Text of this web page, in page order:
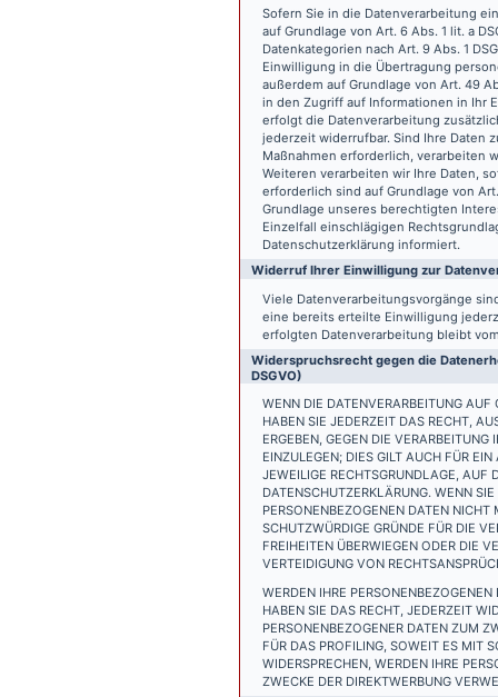
Sofern Sie in die Datenverarbeitung
auf Grundlage von Art. 6 Abs. 1 lit. a
Datenkategorien nach Art. 9 Abs. 1
Einwilligung in die Übertragung
außerdem auf Grundlage von Art. 49
in den Zugriff auf Informationen in Ihr
erfolgt die Datenverarbeitung
jederzeit widerrufbar. Sind Ihre Daten
Maßnahmen erforderlich, verarbeiten
Weiteren verarbeiten wir Ihre Daten,
erforderlich sind auf Grundlage von
Grundlage unseres berechtigten
Einzelfall einschlägigen
Datenschutzerklärung informiert.
Widerruf Ihrer Einwilligung zur
Viele Datenverarbeitungsvorgänge
eine bereits erteilte Einwilligung
erfolgten Datenverarbeitung bleibt
Widerspruchsrecht gegen die
DSGVO)
WENN DIE DATENVERARBEITUNG
HABEN SIE JEDERZEIT DAS RECHT,
ERGEBEN, GEGEN DIE
EINZULEGEN; DIES GILT AUCH FÜR
JEWEILIGE RECHTSGRUNDLAGE, AUF
DATENSCHUTZERKLÄRUNG. WENN
PERSONENBEZOGENEN DATEN
SCHUTZWÜRDIGE GRÜNDE FÜR DIE
FREIHEITEN ÜBERWIEGEN ODER DIE
VERTEIDIGUNG VON
WERDEN IHRE
HABEN SIE DAS RECHT, JEDERZEIT
PERSONENBEZOGENER DATEN ZUM
FÜR DAS PROFILING, SOWEIT ES MIT
WIDERSPRECHEN, WERDEN IHRE
ZWECKE DER DIREKTWERBUNG